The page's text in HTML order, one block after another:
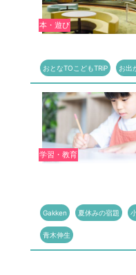
本・遊び
おとなTOこどもTRiP お出
学習・教育
Gakken 夏休みの宿題
青木伸生